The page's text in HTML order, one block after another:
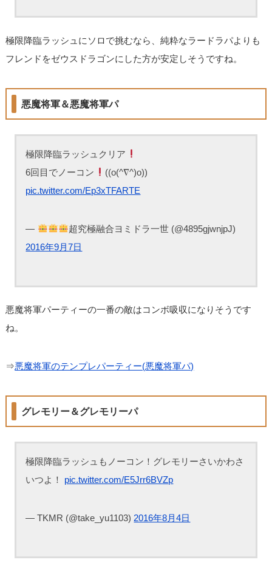
極限降臨ラッシュにソロで挑むなら、純粋なラードラパよりも
フレンドをゼウスドラゴンにした方が安定しそうですね。
悪魔将軍＆悪魔将軍パ
極限降臨ラッシュクリア
6回目でノーコン
((o(^∇^)o))
pic.twitter.com/Ep3xTFARTE
—
超究極融合ヨミドラ一世 (@4895gjwnjpJ)
2016年9月7日
悪魔将軍パーティーの一番の敵はコンボ吸収になりそうです
ね。
⇒悪魔将軍のテンプレパーティー(悪魔将軍パ)
グレモリー＆グレモリーパ
極限降臨ラッシュもノーコン！グレモリーさいかわさ
いつよ！ pic.twitter.com/E5Jrr6BVZp
— TKMR (@take_yu1103) 2016年8月4日